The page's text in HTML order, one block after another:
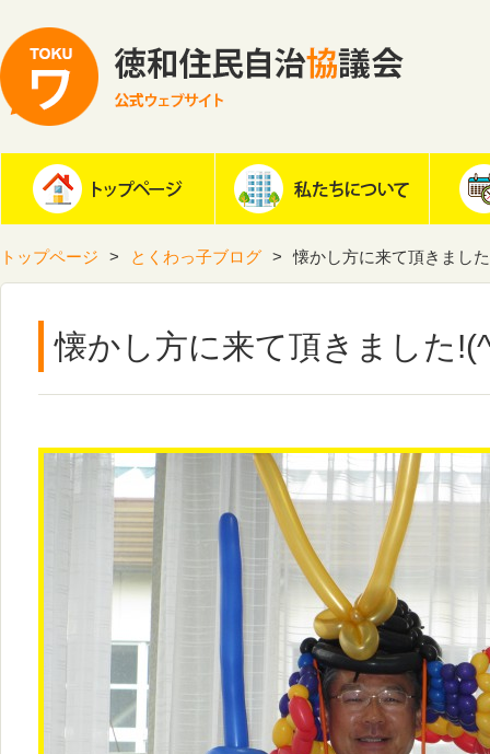
トップページ とくわっ子ブログ 懐かし方に来て頂きまし
懐かし方に来て頂きました